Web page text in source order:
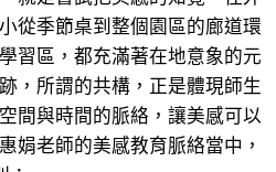
從季節桌到整個園區的廊道環
習區，都充滿著在地意象的元
，所謂的共構，正是體現師生
間與時間的脈絡，讓美感可以
娟老師的美感教育脈絡當中，